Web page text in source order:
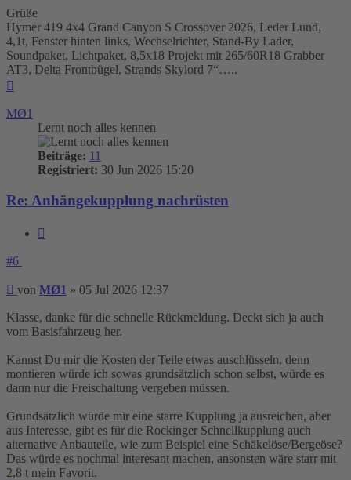
Grüße
Hymer 419 4x4 Grand Canyon S Crossover 2026, Leder Lund,
4,1t, Fenster hinten links, Wechselrichter, Stand-By Lader,
Soundpaket, Lichtpaket, 8,5x18 Projekt mit 265/60R18 Grabber
AT3, Delta Frontbügel, Strands Skylord 7“…..
MØ1
Lernt noch alles kennen
Beiträge: 11
Registriert: 30 Jun 2026 15:20
Re: Anhängekupplung nachrüsten
#6
Beitrag
von MØ1 » 05 Jul 2026 12:37
Klasse, danke für die schnelle Rückmeldung. Deckt sich ja auch
vom Basisfahrzeug her.
Kannst Du mir die Kosten der Teile etwas auschlüsseln, denn
montieren würde ich sowas grundsätzlich schon selbst, würde es
dann nur die Freischaltung vergeben müssen.
Grundsätzlich würde mir eine starre Kupplung ja ausreichen, aber
aus Interesse, gibt es für die Rockinger Schnellkupplung auch
alternative Anbauteile, wie zum Beispiel eine Schäkelöse/Bergeöse?
Das würde es nochmal interesant machen, ansonsten wäre starr mit
2,8 t mein Favorit.